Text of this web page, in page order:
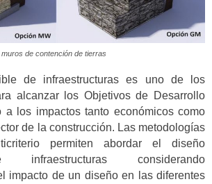
de contención de tierras
de infraestructuras es uno de los
alcanzar los Objetivos de Desarrollo
a los impactos tanto económicos como
de la construcción. Las metodologías
permiten abordar el diseño
considerando
impacto de un diseño en las diferentes